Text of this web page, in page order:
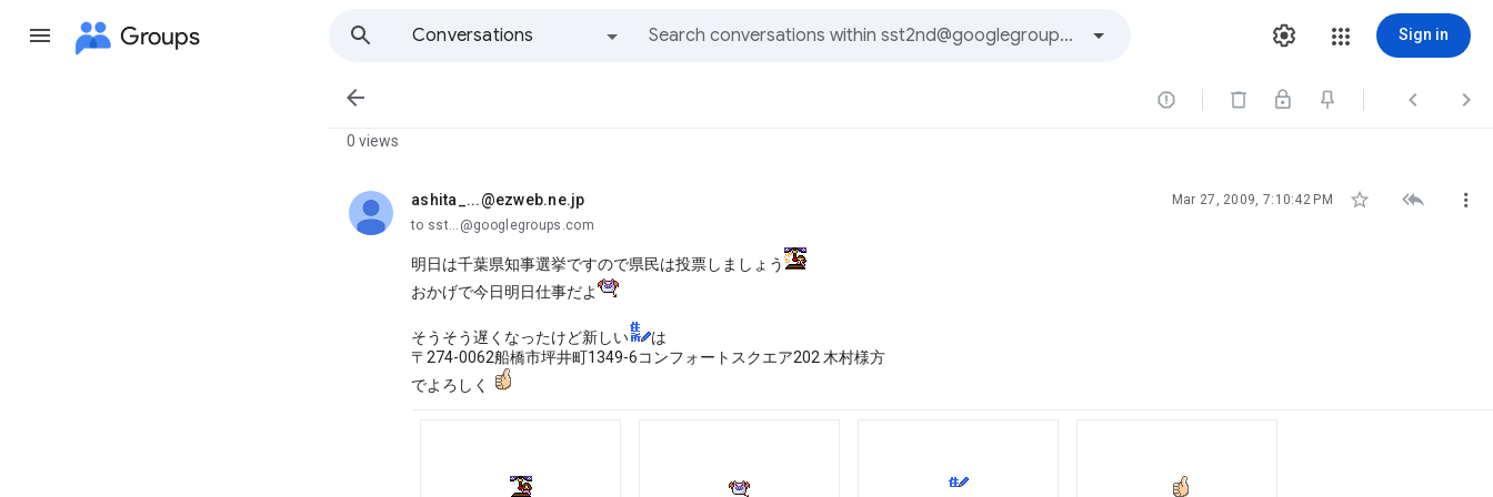
Groups
Conversations
Sign in
   
0 views
ashita_...@ezweb.ne.jp
unread, Mar 27, 2009, 7:10:42 PM   
to sst...@googlegroups.com
明日は千葉県知事選挙ですので県民は投票しましょう
おかげで今日明日仕事だよ
そうそう遅くなったけど新しい
は
〒274-0062船橋市坪井町1349-6コンフォートスクエア202 木村様方
でよろしく